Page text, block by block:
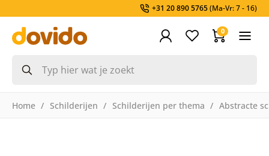
+31 20 890 5765(Ma-Vr: 7 - 16)
0
Home Schilderijen Schilderijen per thema Abstracte